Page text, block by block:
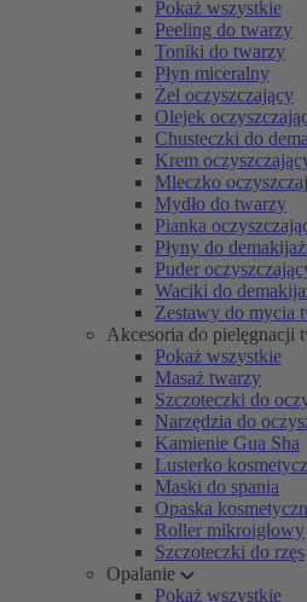
Pokaż wszystkie
Peeling do twarzy
Toniki do twarzy
Płyn miceralny
Żel oczyszczający
Olejek
Chusteczki do
Krem
Mleczko
Mydło do twarzy
Pianka
Płyny do
Puder
Waciki do
Zestawy do mycia
Akcesoria do pielęgnacji
Pokaż wszystkie
Masaż twarzy
Szczoteczki do
Narzędzia do
Kamienie Gua Sha
Lusterko
Maski do spania
Opaska
Roller mikroigłowy
Szczoteczki do rzęs
Opalanie
Pokaż wszystkie